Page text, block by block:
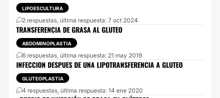
LIPOESCULTURA
2 respuestas, última respuesta: 7 oct 2024
TRANSFERENCIA DE GRASA AL GLUTEO
ABDOMINOPLASTIA
6 respuestas, última respuesta: 21 may 2019
INFECCION DESPUES DE UNA LIPOTRANSFERENCIA A GLUTEO
GLUTEOPLASTIA
4 respuestas, última respuesta: 14 ene 2020